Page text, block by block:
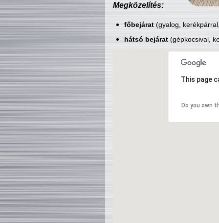
Megközelítés:
főbejárat(gyalog,
hátsó bejárat(gépkocsival,
This page
Do you own